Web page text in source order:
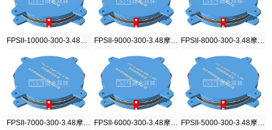
FPSII-9000-300-3.48摩擦摆隔震支座
FPSII-6000-300-3.48摩擦摆隔震支座